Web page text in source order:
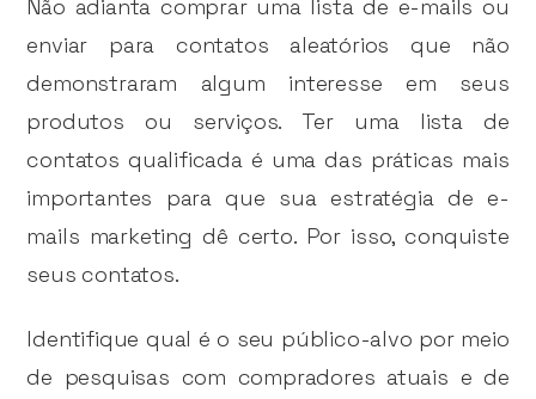
Não adianta comprar uma lista de e-mails ou
enviar para contatos aleatórios que não
demonstraram algum interesse em seus
produtos ou serviços. Ter uma lista de
contatos qualificada é uma das práticas mais
importantes para que sua estratégia de e-
mails marketing dê certo. Por isso, conquiste
seus contatos.
Identifique qual é o seu público-alvo por meio
de pesquisas com compradores atuais e de